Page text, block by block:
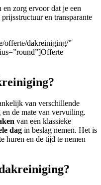
zorg ervoor dat je een
en transparante
offerte/dakreiniging/”
van verschillende
de mate van vervuiling.
van een klassieke
dag in beslag nemen. Het is
huren en de tijd te nemen